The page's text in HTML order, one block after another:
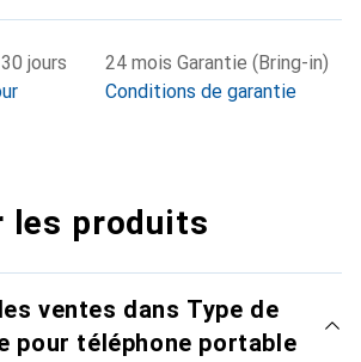
jours
24 mois Garantie (Bring-in)
Conditions de garantie
les produits
ventes dans Type de
pour téléphone portable